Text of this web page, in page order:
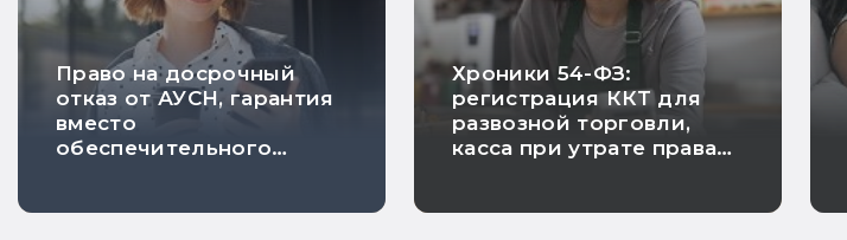
Право на досрочный
отказ от АУСН, гарантия
вместо
обеспечительного
Хроники 54-ФЗ:
регистрация ККТ для
развозной торговли,
касса при утрате права